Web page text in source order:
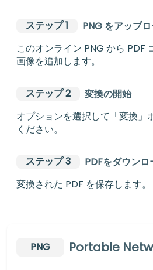
ステップ 1
PNG をアップ
このオンライン PNG から PDF
画像を追加します。
ステップ 2
変換の開始
オプションを選択して「変換」
ください。
ステップ 3
PDFをダウンロ
変換された PDF を保存します。
PNG Portable